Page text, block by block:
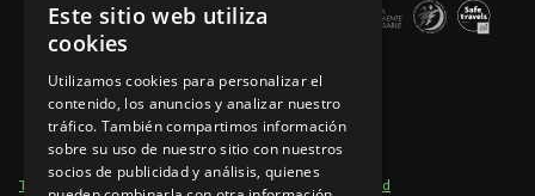
Términos de Uso Secciones del Sitio
Aviso de Privacidad
PT
Este sitio web utiliza
cookies
Utilizamos cookies para personalizar el
contenido, los anuncios y analizar nuestro
tráfico. También compartimos información
sobre su uso de nuestro sitio con nuestros
socios de publicidad y análisis, quienes